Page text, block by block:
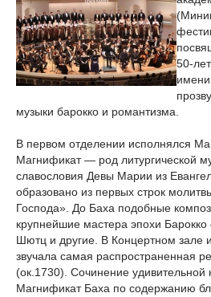
50-
имени
музыки барокко и романтизма.
В первом отделении исполнялся
Магнификат — род литургической
славословия Девы Марии из
образовано из первых строк
Господа». До Баха подобные
крупнейшие мастера эпохи
Шютц и другие. В Концертном зале
звучала самая распространенная
(ок.1730). Сочинение удивительной
Магнификат Баха по содержанию